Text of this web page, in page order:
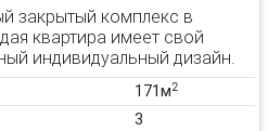
закрытый комплекс в
квартира имеет свой
индивидуальный дизайн.
171м2
3